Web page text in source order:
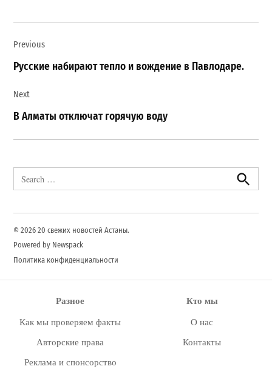
по
записям
Previous
Русские набирают тепло и вождение в Павлодаре.
Next
В Алматы отключат горячую воду
for:
Search
© 2026 20 свежих новостей Астаны.
Powered by Newspack
Политика конфиденциальности
Разное
Как мы проверяем факты
Авторские права
Реклама и спонсорство
Кто мы
О нас
Контакты